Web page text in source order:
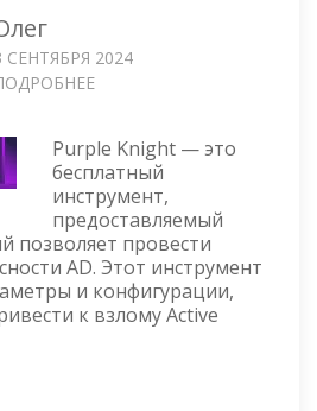
СЕНТЯБРЯ 2024
—
ПРОВЕРКА
БЕЗОПАСНОСТИ
ACTIVE
DIRECTORY
Purple Knight — это
бесплатный
инструмент,
предоставляемый
позволяет провести
AD. Этот инструмент
и конфигурации,
к взлому Active